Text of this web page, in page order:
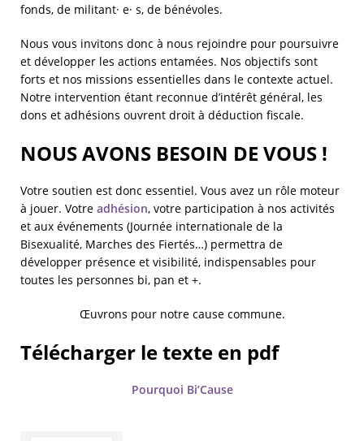
fonds, de militant· e· s, de bénévoles.
Nous vous invitons donc à nous rejoindre pour poursuivre
et développer les actions entamées. Nos objectifs sont
forts et nos missions essentielles dans le contexte actuel.
Notre intervention étant reconnue d’intérêt général, les
dons et adhésions ouvrent droit à déduction fiscale.
NOUS AVONS BESOIN DE VOUS !
Votre soutien est donc essentiel. Vous avez un rôle moteur
à jouer. Votre adhésion, votre participation à nos activités
et aux événements (Journée internationale de la
Bisexualité, Marches des Fiertés…) permettra de
développer présence et visibilité, indispensables pour
toutes les personnes bi, pan et +.
Œuvrons pour notre cause commune.
Télécharger le texte en pdf
Pourquoi Bi’Cause